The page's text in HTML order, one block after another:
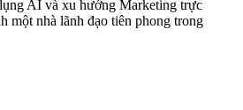
AI và xu hướng Marketing trực
một nhà lãnh đạo tiên phong trong